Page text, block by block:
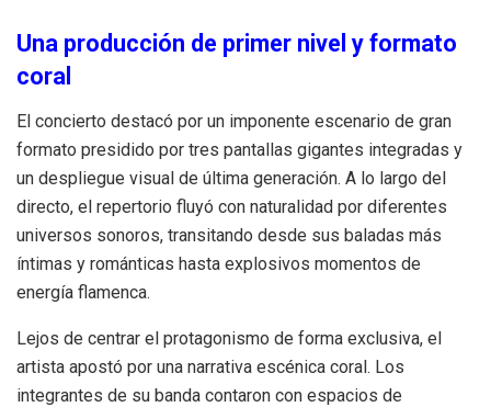
Una producción de primer nivel y formato
coral
El concierto destacó por un imponente escenario de gran
formato presidido por tres pantallas gigantes integradas y
un despliegue visual de última generación. A lo largo del
directo, el repertorio fluyó con naturalidad por diferentes
universos sonoros, transitando desde sus baladas más
íntimas y románticas hasta explosivos momentos de
energía flamenca.
Lejos de centrar el protagonismo de forma exclusiva, el
artista apostó por una narrativa escénica coral. Los
integrantes de su banda contaron con espacios de